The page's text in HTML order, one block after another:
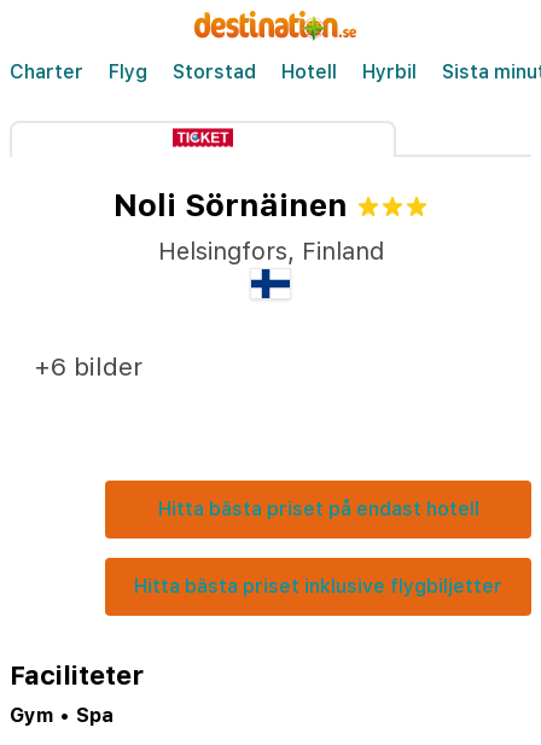
Charter Flyg Storstad Hotell Hyrbil Sista
Noli Sörnäinen
Helsingfors, Finland
Hitta bästa priset på endast hotell
Hitta bästa priset inklusive flygbiljetter
+6 bilder
Faciliteter
Gym • Spa